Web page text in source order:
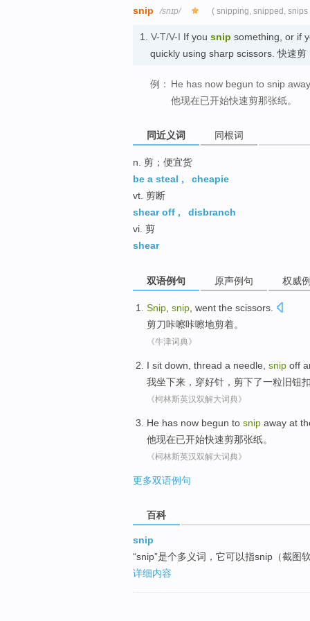
snip /snɪp/ ( snipping, snipped, snips
1. V-T/V-I If you snip something, or if
quickly using sharp scissors. 快速剪
例： He has now begun to snip
他现在已开始快速剪那张纸。
同近义词 同根词
n. 剪；便宜货
be a steal ,
cheapie
vt. 剪断
shear off ,
disbranch
vi. 剪
shear
双语例句 原声例句 权威
Snip snip , went the scissors
剪刀咔嚓咔嚓地剪着。
《牛津词典》
I sit down thread a needle snip off
我坐下来 ， 穿好针 ， 剪下了一粒 旧钮
《柯林斯英汉双解大词典》
He has now begun to snip away at
他现在已开始快速剪那张纸。
《柯林斯英汉双解大词典》
更多双语例句
百科
snip
“snip”是个多义词，它可以指snip（截图
详细内容